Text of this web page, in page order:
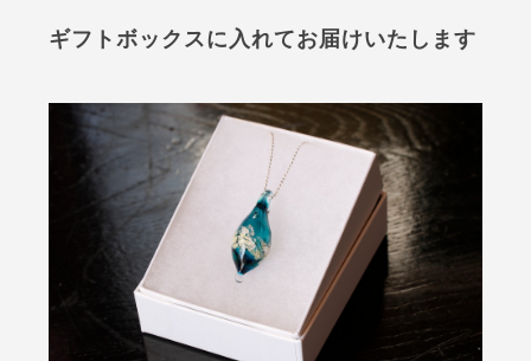
ギフトボックスに入れてお届けいたします